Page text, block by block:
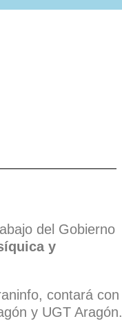
del Gobierno
y
contará con
y UGT Aragón.